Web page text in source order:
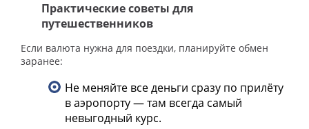
Практические советы для
путешественников
Если валюта нужна для поездки, планируйте обмен
заранее:
Не меняйте все деньги сразу по прилёту
в аэропорту — там всегда самый
невыгодный курс.